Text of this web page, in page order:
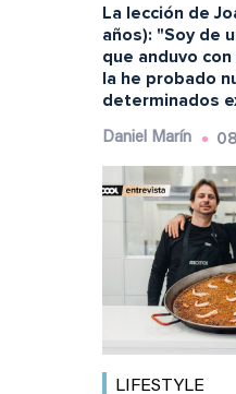
La lección de
años): "Soy de
que anduvo
la he probado
determinados
Daniel Marín
LIFESTYLE